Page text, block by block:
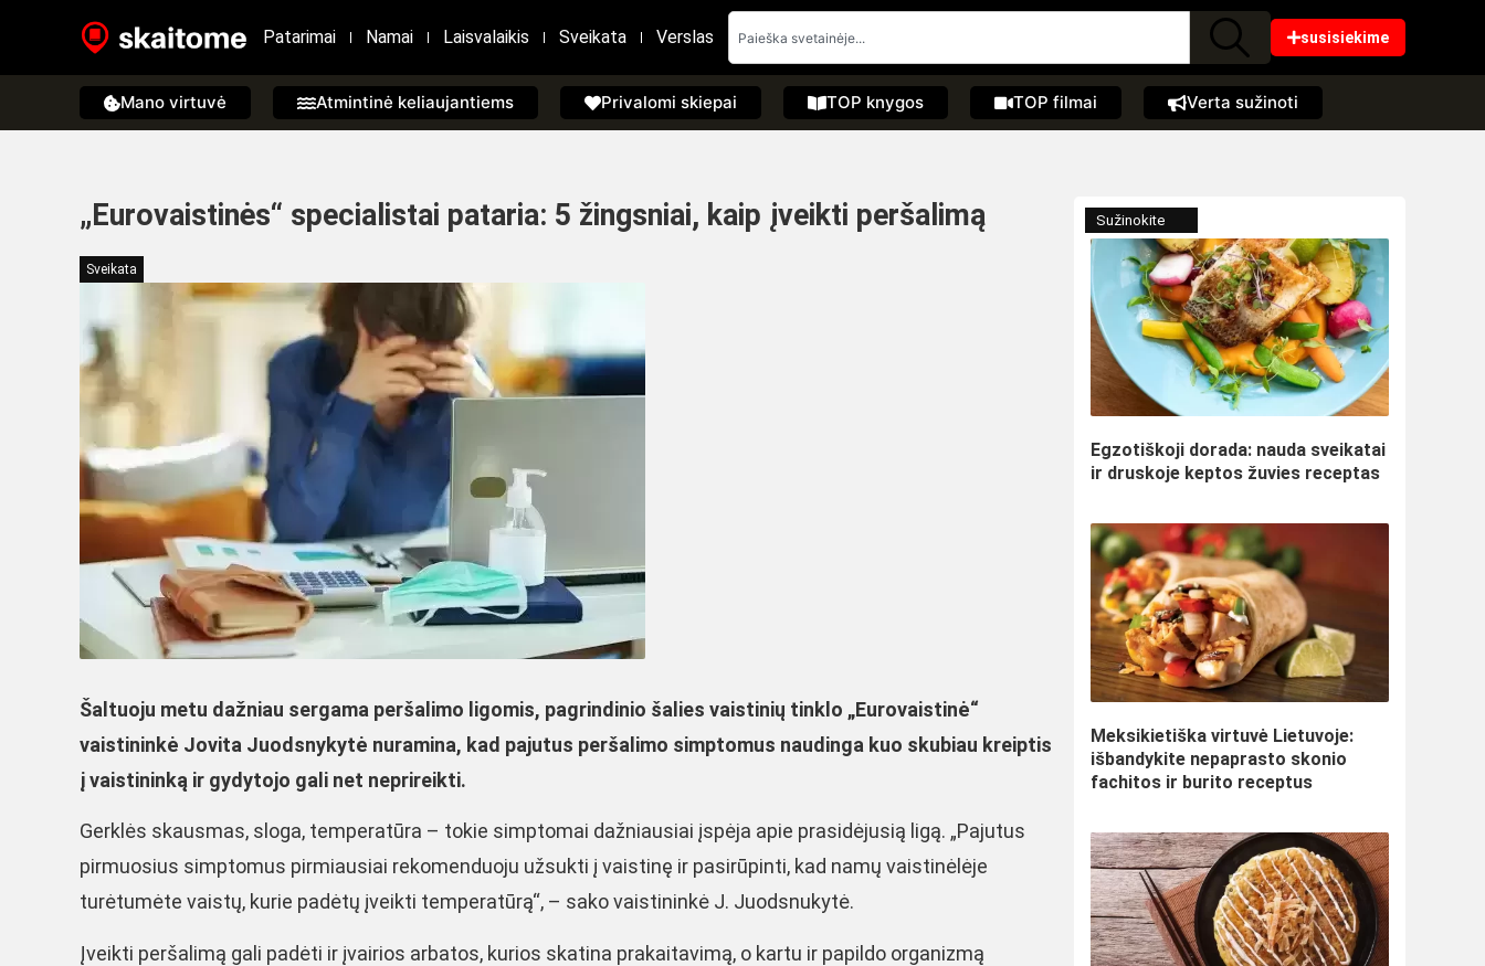
Patarimai Namai Laisvalaikis Sveikata Verslas susisiekime
Mano virtuvė Atmintinė keliaujantiems Privalomi skiepai TOP knygos TOP filmai Verta sužinoti
„Eurovaistinės“ specialistai pataria: 5 žingsniai, kaip įveikti peršalimą
Sveikata
Šaltuoju metu dažniau sergama peršalimo ligomis, pagrindinio šalies vaistinių tinklo „Eurovaistinė“
vaistininkė Jovita Juodsnykytė nuramina, kad pajutus peršalimo simptomus naudinga kuo skubiau kreiptis
į vaistininką ir gydytojo gali net neprireikti.
Gerklės skausmas, sloga, temperatūra – tokie simptomai dažniausiai įspėja apie prasidėjusią ligą. „Pajutus
pirmuosius simptomus pirmiausiai rekomenduoju užsukti į vaistinę ir pasirūpinti, kad namų vaistinėlėje
turėtumėte vaistų, kurie padėtų įveikti temperatūrą“, – sako vaistininkė J. Juodsnukytė.
Įveikti peršalimą gali padėti ir įvairios arbatos, kurios skatina prakaitavimą, o kartu ir papildo organizmą
Sužinokite
Egzotiškoji dorada: nauda sveikatai
ir druskoje keptos žuvies receptas
Meksikietiška virtuvė Lietuvoje:
išbandykite nepaprasto skonio
fachitos ir burito receptus